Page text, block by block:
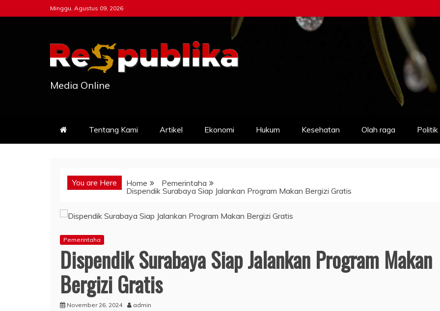
to
Minggu, Agustus 09, 2026
Media Online
Tentang Kami Artikel Ekonomi Hukum Kesehatan Olah raga Politik
You are Here Home
Pemerintaha
Dispendik Surabaya Siap Jalankan Program Makan Bergizi Gratis
Pemerintaha
Dispendik Surabaya Siap Jalankan Program Makan
Bergizi Gratis
November 26, 2024 admin